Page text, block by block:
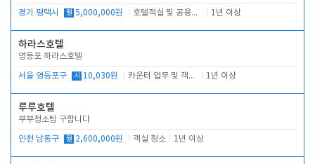
경기 평택시 월 5,000,000원 호텔객실 및 공용시설 청소 관리 1년 이상
하라스호텔
영등포 하라스호텔
서울 영등포구 시 10,030원 카운터 업무 및 객실관리(청소상태 확인, 객실판매) 1년 이상
루루호텔
부부청소팀 구합니다
인천 남동구 월 2,600,000원 객실 청소 1년 이상